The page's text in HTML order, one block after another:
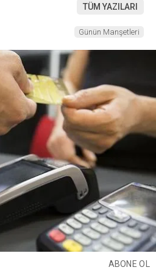
TÜM YAZILARI
Günün Manşetleri
ABONE OL